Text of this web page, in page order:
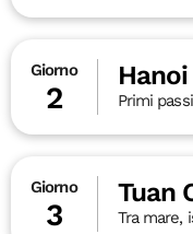
Giorno
2
Hanoi
Primi
Giorno
3
Tuan
Tra mare,